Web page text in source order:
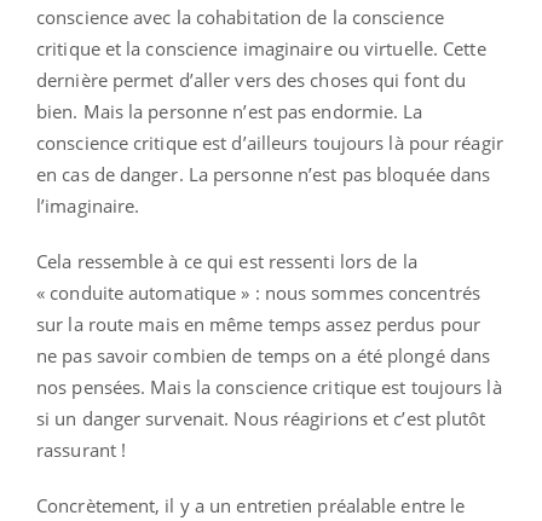
conscience avec la cohabitation de la conscience
critique et la conscience imaginaire ou virtuelle. Cette
dernière permet d’aller vers des choses qui font du
bien. Mais la personne n’est pas endormie. La
conscience critique est d’ailleurs toujours là pour réagir
en cas de danger. La personne n’est pas bloquée dans
l’imaginaire.
Cela ressemble à ce qui est ressenti lors de la
« conduite automatique » : nous sommes concentrés
sur la route mais en même temps assez perdus pour
ne pas savoir combien de temps on a été plongé dans
nos pensées. Mais la conscience critique est toujours là
si un danger survenait. Nous réagirions et c’est plutôt
rassurant !
Concrètement, il y a un entretien préalable entre le